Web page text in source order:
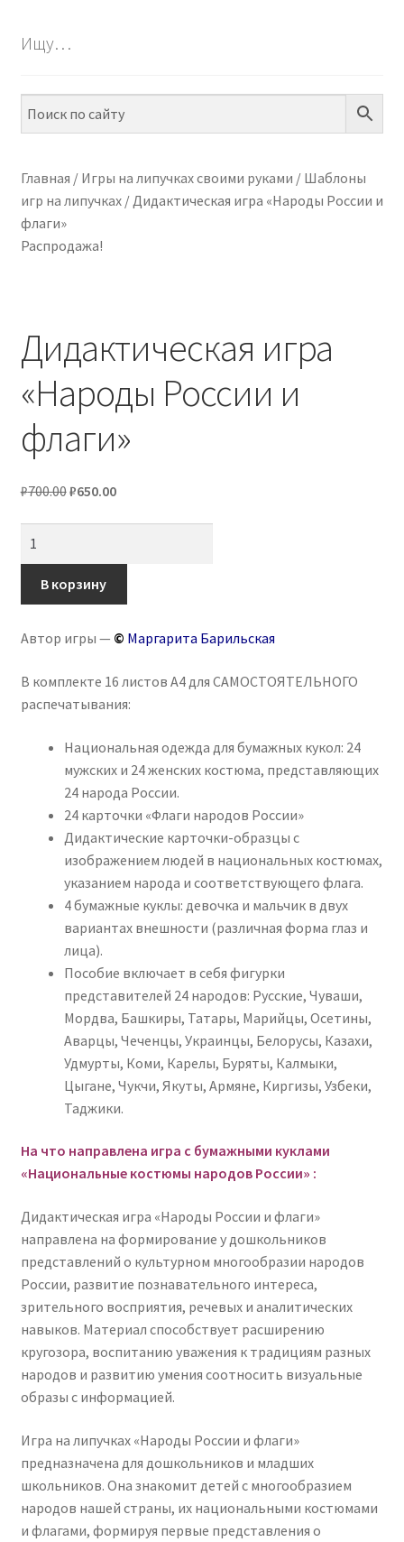
ПО НАВЫКАМ
МЕТОДИКИ
АРТ СТУДИЯ
КОНТАКТЫ
Ищу…
Главная / Игры на липучках своими руками / Шаблоны
игр на липучках/ Дидактическая игра «Народы России и
флаги»
Распродажа!
Дидактическая игра
«Народы России и
флаги»
₽700.00Первоначальная
₽650.00Текущая
Дидактическая
игра
России
флаги»
В корзину
Автор игры — © Маргарита Барильская
В комплекте 16 листов А4 для САМОСТОЯТЕЛЬНОГО
распечатывания:
Национальная одежда для бумажных кукол: 24
мужских и 24 женских костюма, представляющих
24 народа России.
24 карточки «Флаги народов России»
Дидактические карточки-образцы с
изображением людей в национальных костюмах,
указанием народа и соответствующего флага.
4 бумажные куклы: девочка и мальчик в двух
вариантах внешности (различная форма глаз и
лица).
Пособие включает в себя фигурки
представителей 24 народов: Русские, Чуваши,
Мордва, Башкиры, Татары, Марийцы, Осетины,
Аварцы, Чеченцы, Украинцы, Белорусы, Казахи,
Удмурты, Коми, Карелы, Буряты, Калмыки,
Цыгане, Чукчи, Якуты, Армяне, Киргизы, Узбеки,
Таджики.
На что направлена игра с бумажными куклами
«Национальные костюмы народов России» :
Дидактическая игра «Народы России и флаги»
направлена на формирование у дошкольников
представлений о культурном многообразии народов
России, развитие познавательного интереса,
зрительного восприятия, речевых и аналитических
навыков. Материал способствует расширению
кругозора, воспитанию уважения к традициям разных
народов и развитию умения соотносить визуальные
образы с информацией.
Игра на липучках «Народы России и флаги»
предназначена для дошкольников и младших
школьников. Она знакомит детей с многообразием
народов нашей страны, их национальными костюмами
и флагами, формируя первые представления о